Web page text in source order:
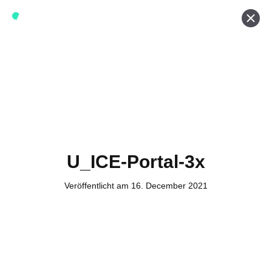
U_ICE-Portal-3x
Veröffentlicht am 16. December 2021